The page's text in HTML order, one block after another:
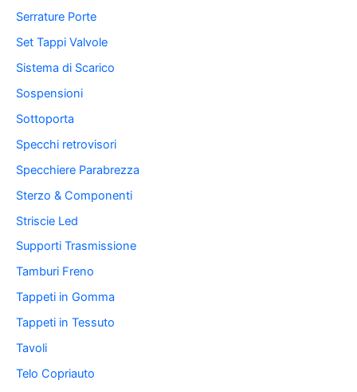
Serrature Porte
Set Tappi Valvole
Sistema di Scarico
Sospensioni
Sottoporta
Specchi retrovisori
Specchiere Parabrezza
Sterzo & Componenti
Striscie Led
Supporti Trasmissione
Tamburi Freno
Tappeti in Gomma
Tappeti in Tessuto
Tavoli
Telo Copriauto